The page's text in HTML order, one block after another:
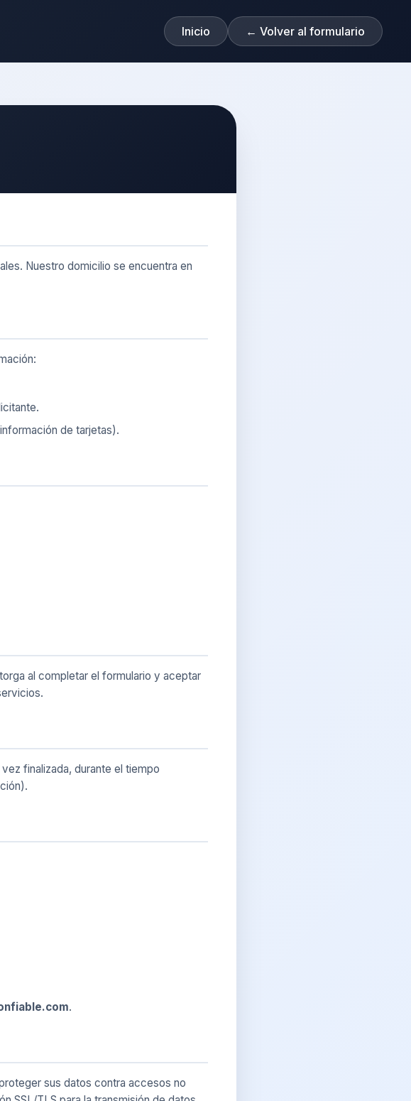
Inicio ← Volver al formulario
Nuestro domicilio se encuentra en
de tarjetas).
al completar el formulario y aceptar
finalizada, durante el tiempo
.
sus datos contra accesos no